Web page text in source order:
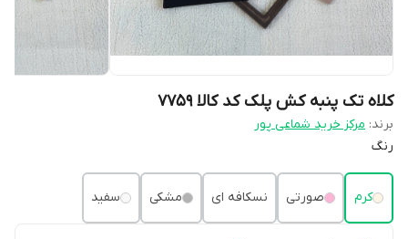
کلاه تک پنبه کش پلک کد کالا ۷۷۵۹
برند: مرکز خرید شماعی پور
رنگ
کرم صورتی نسکافه ای مشکی سفید